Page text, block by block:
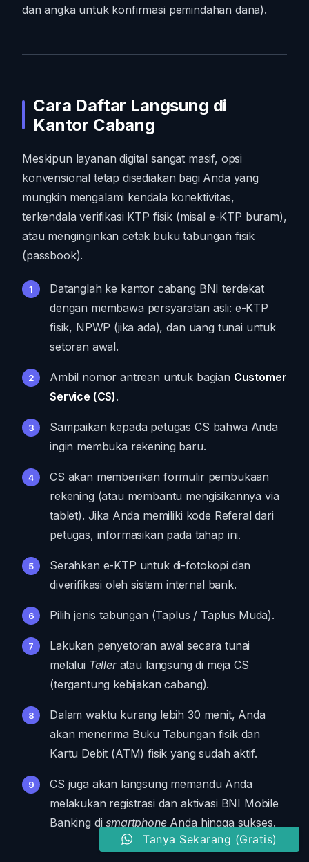
dan angka untuk konfirmasi pemindahan dana).
Cara Daftar Langsung di
Kantor Cabang
Meskipun layanan digital sangat masif, opsi
konvensional tetap disediakan bagi Anda yang
mungkin mengalami kendala konektivitas,
terkendala verifikasi KTP fisik (misal e-KTP buram),
atau menginginkan cetak buku tabungan fisik
(passbook).
Datanglah ke kantor cabang BNI terdekat
dengan membawa persyaratan asli: e-KTP
fisik, NPWP (jika ada), dan uang tunai untuk
setoran awal.
Ambil nomor antrean untuk bagian Customer
Service (CS).
Sampaikan kepada petugas CS bahwa Anda
ingin membuka rekening baru.
CS akan memberikan formulir pembukaan
rekening (atau membantu mengisikannya via
tablet). Jika Anda memiliki kode Referal dari
petugas, informasikan pada tahap ini.
Serahkan e-KTP untuk di-fotokopi dan
diverifikasi oleh sistem internal bank.
Pilih jenis tabungan (Taplus / Taplus Muda).
Lakukan penyetoran awal secara tunai
melalui Telleratau langsung di meja CS
(tergantung kebijakan cabang).
Dalam waktu kurang lebih 30 menit, Anda
akan menerima Buku Tabungan fisik dan
Kartu Debit (ATM) fisik yang sudah aktif.
CS juga akan langsung memandu Anda
melakukan registrasi dan aktivasi BNI Mobile
Banking dismartphoneAnda hingga sukses.
Tanya Sekarang (Gratis)